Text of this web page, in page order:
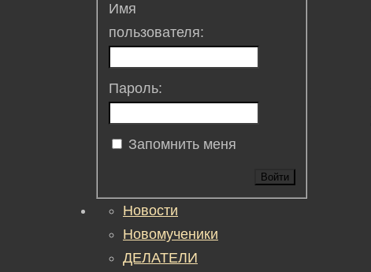
Имя
пользователя:
Пароль:
Запомнить меня
Войти
Новости
Новомученики
ДЕЛАТЕЛИ